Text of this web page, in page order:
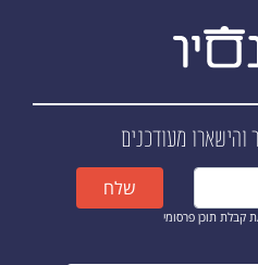
והישארו מעודכנים
קבלת תוכן פרסומי
שלח